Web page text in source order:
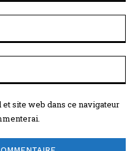
site web dans ce navigateur